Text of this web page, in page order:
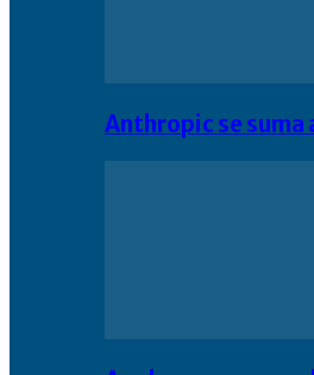
Anthropic se